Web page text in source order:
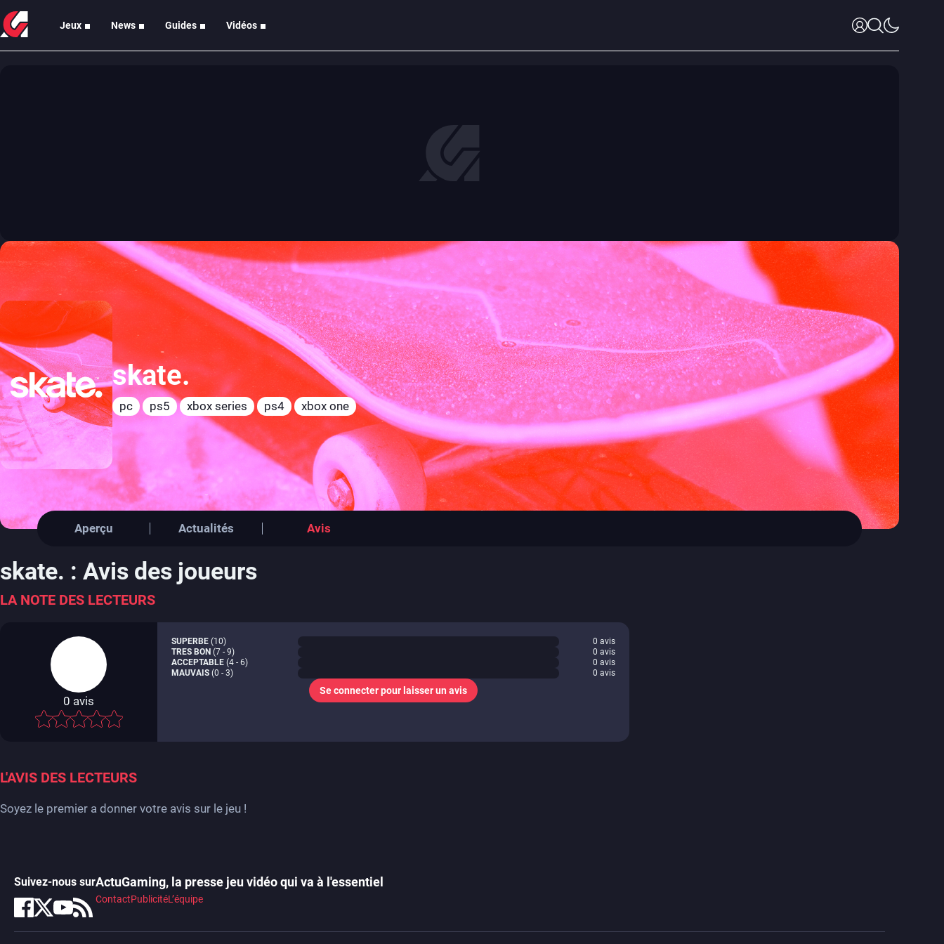
Jeux News Guides Vidéos
skate.
pc ps5 xbox series ps4 xbox one
Aperçu Actualités Avis
skate. : Avis des joueurs
LA NOTE DES LECTEURS
-
0 avis
SUPERBE (10) 0 avis
TRES BON (7 - 9) 0 avis
ACCEPTABLE (4 - 6) 0 avis
MAUVAIS (0 - 3) 0 avis
Se connecter pour laisser un avis
L'AVIS DES LECTEURS
Soyez le premier a donner votre avis sur le jeu !
Suivez-nous surActuGaming, la presse jeu vidéo qui va à l'essentiel
ContactPublicitéL’équipe